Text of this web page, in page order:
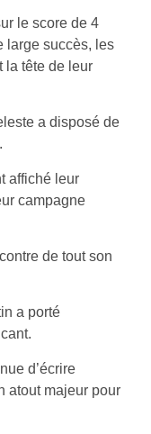
le score de 4
large succès, les
la tête de leur
a disposé de
affiché leur
campagne
de tout son
a porté
d’écrire
atout majeur pour